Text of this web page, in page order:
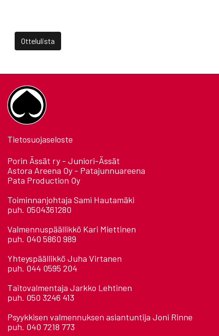
Ottelulista
Tietosuojaseloste
Porin Ässät ry - Juniori-Ässät
Astora Areena Oy - Patajunnuareena
Pata Production Oy
Toiminnanjohtaja Sami Hautamäki
puh. 0504361280
Valmennuspäällikkö Kari Miettinen
puh. 040 5860 989
Yhteyspäällikkö Juha Virtanen
puh. 044 0595 204
Taitovalmentaja Jarkko Lehtinen
puh. 050 3246 413
Psyykkisen valmennuksen asiantuntija Joni Rinne
puh. 040 7218 773